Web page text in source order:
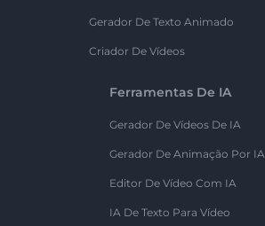
Gerador De Texto Animado
Criador De Vídeos
Ferramentas De IA
Gerador De Vídeos De IA
Gerador De Animação Por IA
Editor De Vídeo Com IA
IA De Texto Para Vídeo